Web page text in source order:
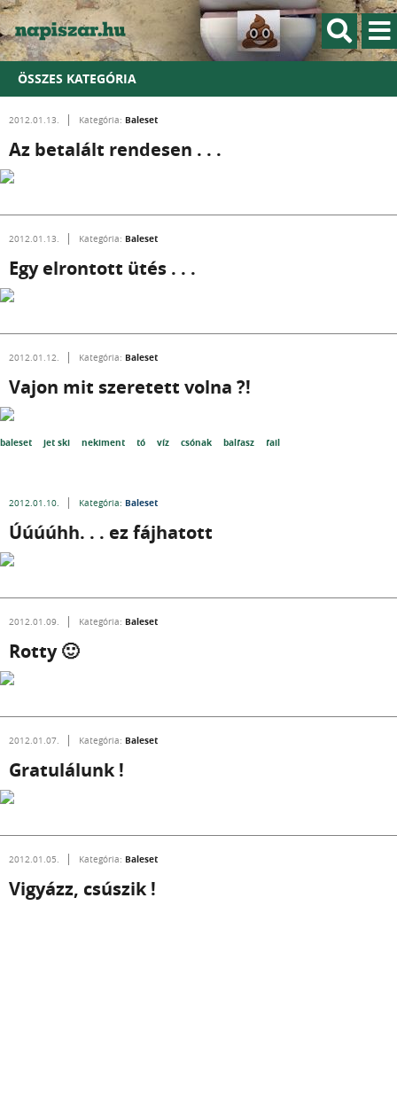
ÖSSZES KATEGÓRIA
2012.01.13. Kategória: Baleset
Az betalált rendesen . . .
2012.01.13. Kategória: Baleset
Egy elrontott ütés . . .
2012.01.12. Kategória: Baleset
Vajon mit szeretett volna ?!
baleset jet ski nekiment tó víz csónak balfasz fail
2012.01.10. Kategória: Baleset
Úúúúhh. . . ez fájhatott
2012.01.09. Kategória: Baleset
Rotty 🙂
2012.01.07. Kategória: Baleset
Gratulálunk !
2012.01.05. Kategória: Baleset
Vigyázz, csúszik !